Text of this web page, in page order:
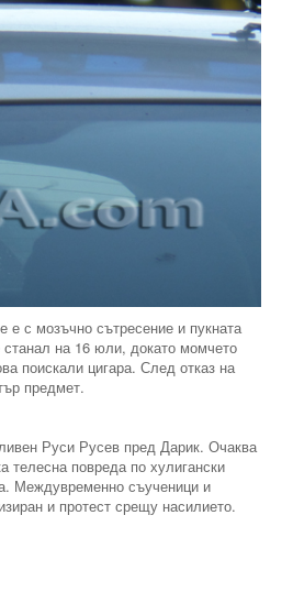
с мозъчно сътресение и пукната
на 16 юли, докато момчето
поискали цигара. След отказ на
предмет.
Руси Русев пред Дарик. Очаква
телесна повреда по хулигански
Междувременно съученици и
и протест срещу насилието.